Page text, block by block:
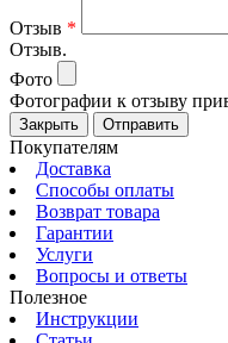
Отзыв *
Отзыв.
Фото
Фотографии к отзыву
Закрыть Отправить
Покупателям
Доставка
Способы оплаты
Возврат товара
Гарантии
Услуги
Вопросы и ответы
Полезное
Инструкции